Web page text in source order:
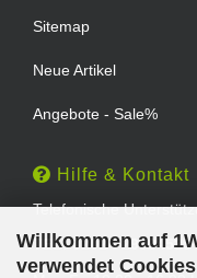
Willkommen auf
verwendet Cookies
Sitemap
Neue Artikel
Angebote - Sale%
Hilfe & Kontakt
Telefonische
TEL: 0202 - 29994539